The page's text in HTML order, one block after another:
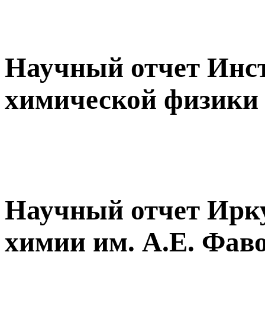
Научный отчет
химической
Научный отчет
химии им. А.Е.